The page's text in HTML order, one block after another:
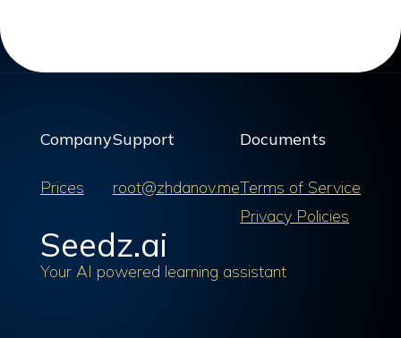
Company
Prices
Support
root@zhdanov.me
Documents
Terms of Service
Privacy Policies
Seedz.ai
Your AI powered learning assistant